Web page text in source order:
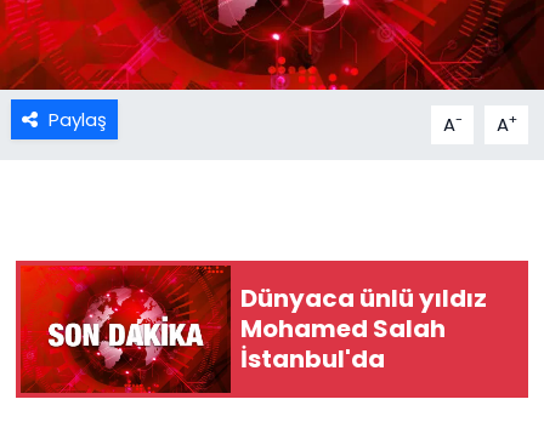
Paylaş A- A+
Dünyaca ünlü yıldız
Mohamed Salah
İstanbul'da